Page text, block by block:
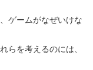
ゲームがなぜいけな
らを考えるのには、